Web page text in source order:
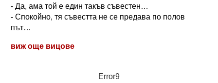
- Да, ама той е един такъв съвестен…
- Спокойно, тя съвестта не се предава по полов
път…
виж още вицове
Error9